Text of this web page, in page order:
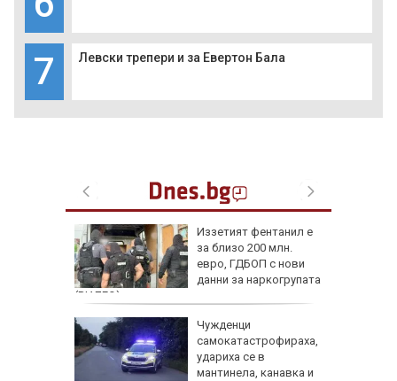
7
Левски трепери и за Евертон Бала
Иззетият фентанил е
за близо 200 млн.
евро, ГДБОП с нови
данни за наркогрупата
(ВИДЕО)
Чужденци
самокатастрофираха,
удариха се в
мантинела, канавка и